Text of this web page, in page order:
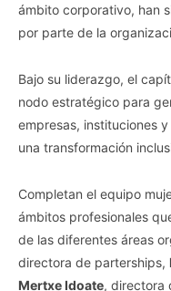
ámbito corporativo, han
por parte de la
Bajo su liderazgo, el
nodo estratégico para
empresas, instituciones
una transformación
Completan el equipo
ámbitos profesionales
de las diferentes áreas
directora de parterships,
Mertxe Idoate, directora